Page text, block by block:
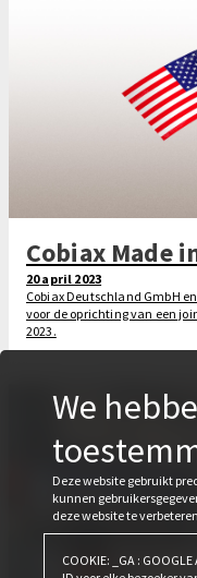
Cobiax Made
20 april 2023
Cobiax Deutschland GmbH
voor de oprichting van een
2023.
We
Deze website gebruikt
kunnen
deze website te
COOKIE: _GA :